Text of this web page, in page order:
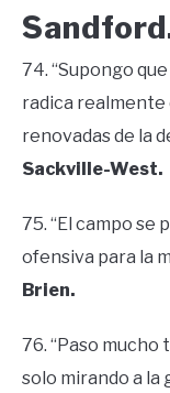
74. “Supongo
radica
renovadas de la
Sackville-West.
75. “El campo se
ofensiva para la
Brien.
76. “Paso
solo mirando a la